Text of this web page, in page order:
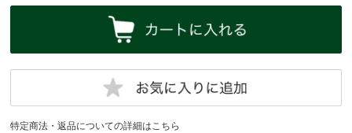
特定商法・返品についての詳細はこちら